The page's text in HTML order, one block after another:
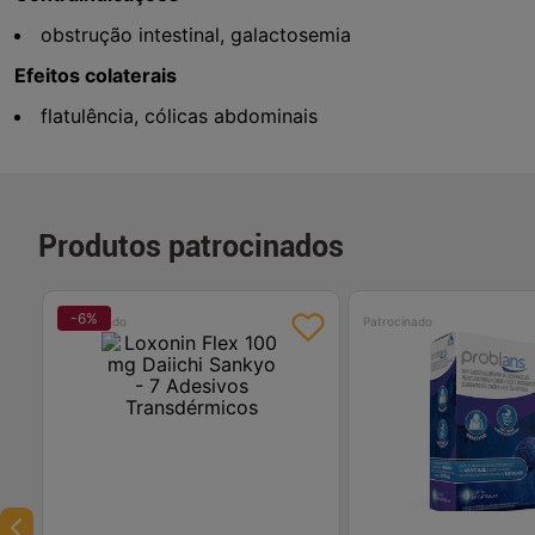
obstrução intestinal, galactosemia
Efeitos colaterais
flatulência, cólicas abdominais
Produtos patrocinados
Patrocinado
-6% Patrocinado